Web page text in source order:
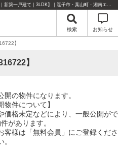
こちらは会員物件です【im-316722｜茅ヶ崎市今宿｜新築一戸建て｜3LDK】｜逗子市・葉山町・湘南エリアの不動産のことならセンチュリー21リビングライフにお任せください！
検索 お知らせ
】
】
開の物件になります。
物件について】
価格未定などにより、一般公開がで
があります。
客様は「無料会員」にご登録くださ
。